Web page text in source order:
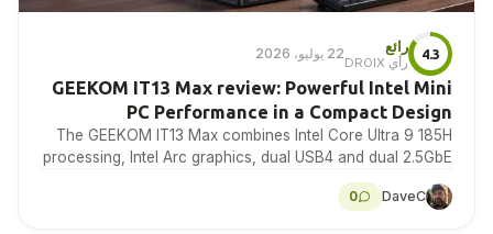
4.3
رائع
رأي DROIX
22 يوليو، 2026
GEEKOM IT13 Max review: Powerful Intel Mini
PC Performance in a Compact Design
The GEEKOM IT13 Max combines Intel Core Ultra 9 185H
processing, Intel Arc graphics, dual USB4 and dual 2.5GbE
in a compact Windows 11…
DaveC
0